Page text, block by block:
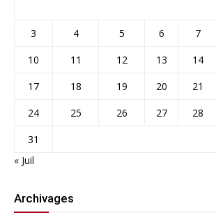
3
4 5 6 7
10
11 12 13 14
17
18 19 20 21
24
25 26 27 28
31
« Juil
Archivages